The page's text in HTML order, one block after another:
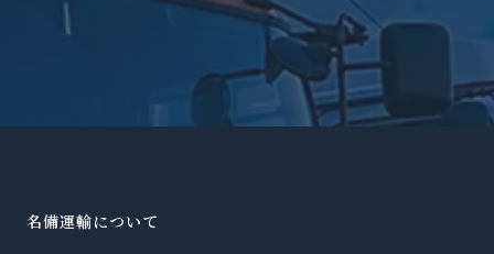
名備運輸について